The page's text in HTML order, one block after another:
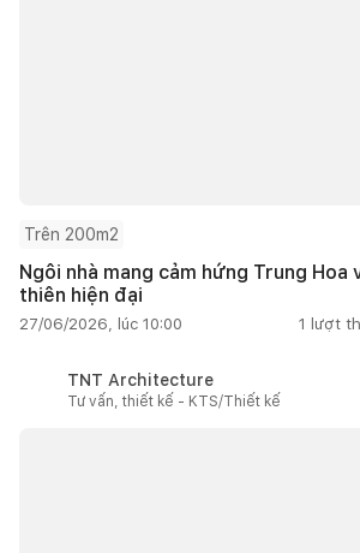
Trên 200m2
Ngôi nhà mang cảm hứng Trung Hoa
thiên hiện đại
27/06/2026, lúc 10:00 1 lượt
TNT Architecture
Tư vấn, thiết kế - KTS/Thiết kế